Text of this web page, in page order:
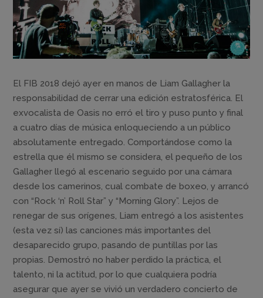
El FIB 2018 dejó ayer en manos de Liam Gallagher la
responsabilidad de cerrar una edición estratosférica. El
exvocalista de Oasis no erró el tiro y puso punto y final
a cuatro días de música enloqueciendo a un público
absolutamente entregado. Comportándose como la
estrella que él mismo se considera, el pequeño de los
Gallagher llegó al escenario seguido por una cámara
desde los camerinos, cual combate de boxeo, y arrancó
con “Rock ‘n’ Roll Star” y “Morning Glory”. Lejos de
renegar de sus orígenes, Liam entregó a los asistentes
(esta vez sí) las canciones más importantes del
desaparecido grupo, pasando de puntillas por las
propias. Demostró no haber perdido la práctica, el
talento, ni la actitud, por lo que cualquiera podría
asegurar que ayer se vivió un verdadero concierto de